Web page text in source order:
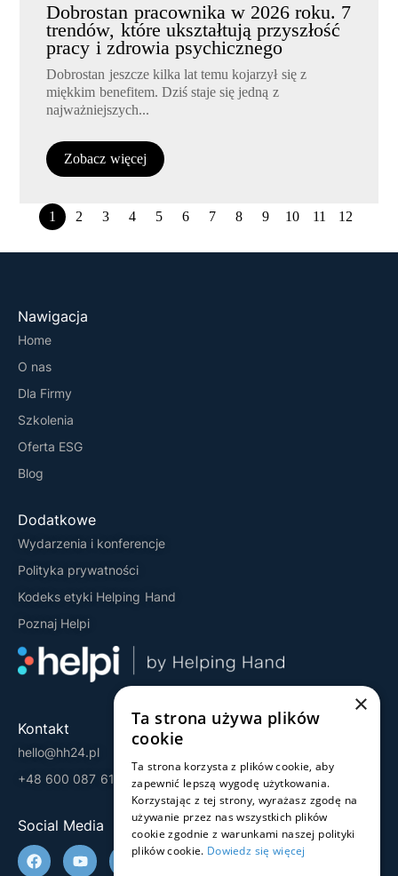
Dobrostan pracownika w 2026 roku. 7
trendów, które ukształtują przyszłość
pracy i zdrowia psychicznego
Dobrostan jeszcze kilka lat temu kojarzył się z
miękkim benefitem. Dziś staje się jedną z
najważniejszych...
Zobacz więcej
1 2 3 4 5 6 7 8 9 10 11 12
Nawigacja
Home
O nas
Dla Firmy
Szkolenia
Oferta ESG
Blog
Dodatkowe
Wydarzenia i konferencje
Polityka prywatności
Kodeks etyki Helping Hand
Poznaj Helpi
Kontakt
hello@hh24.pl
+48 600 087 613
Social Media
×
Ta strona używa plików
cookie
Ta strona korzysta z plików cookie, aby
zapewnić lepszą wygodę użytkowania.
Korzystając z tej strony, wyrażasz zgodę na
używanie przez nas wszystkich plików
cookie zgodnie z warunkami naszej polityki
plików cookie. Dowiedz się więcej